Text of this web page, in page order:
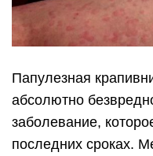
Папулезная
абсолютно
заболевание,
последних сроках.